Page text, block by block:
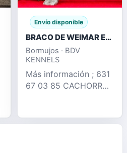
Envío disponible
BRACO DE WEIMAR EXCELENTES CACHORROS
Bormujos · BDV
KENNELS
Más información ; 631
67 03 85 CACHORROS
DISPONEMOS DE